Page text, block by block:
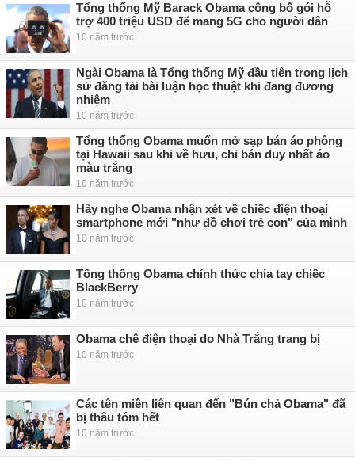
Tổng thống Mỹ Barack Obama công bố gói hỗ
trợ 400 triệu USD để mang 5G cho người dân
10 năm trước
Ngài Obama là Tổng thống Mỹ đầu tiên trong lịch
sử đăng tải bài luận học thuật khi đang đương
nhiệm
10 năm trước
Tổng thống Obama muốn mở sạp bán áo phông
tại Hawaii sau khi về hưu, chỉ bán duy nhất áo
màu trắng
10 năm trước
Hãy nghe Obama nhận xét về chiếc điện thoại
smartphone mới "như đồ chơi trẻ con" của mình
10 năm trước
Tổng thống Obama chính thức chia tay chiếc
BlackBerry
10 năm trước
Obama chê điện thoại do Nhà Trắng trang bị
10 năm trước
Các tên miền liên quan đến "Bún chả Obama" đã
bị thâu tóm hết
10 năm trước